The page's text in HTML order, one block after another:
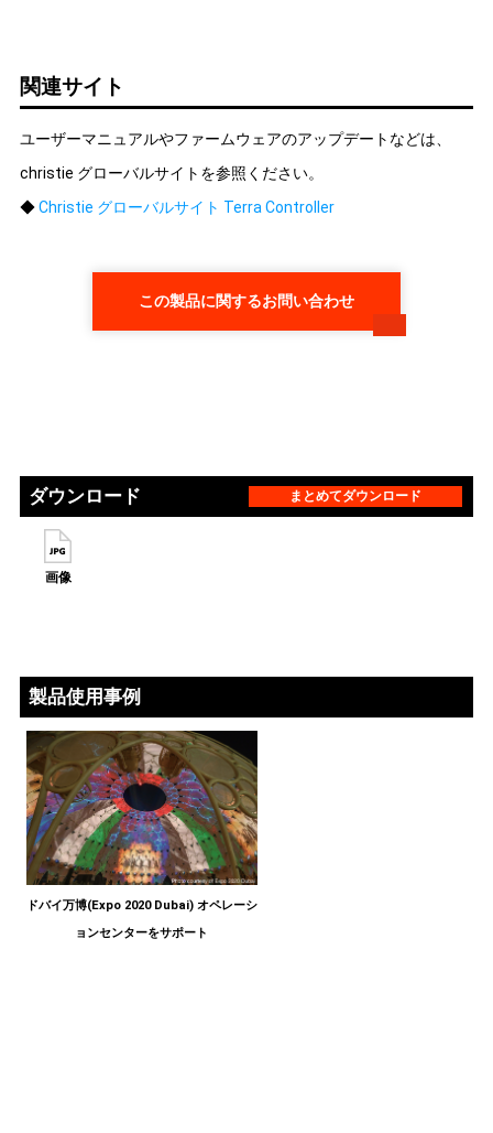
関連サイト
ユーザーマニュアルやファームウェアのアップデートなどは、
christie グローバルサイトを参照ください。
◆Christie グローバルサイト Terra Controller
この製品に関するお問い合わせ
ダウンロード まとめてダウンロード
画像
製品使用事例
ドバイ万博(Expo 2020 Dubai) オペレーシ
ョンセンターをサポート